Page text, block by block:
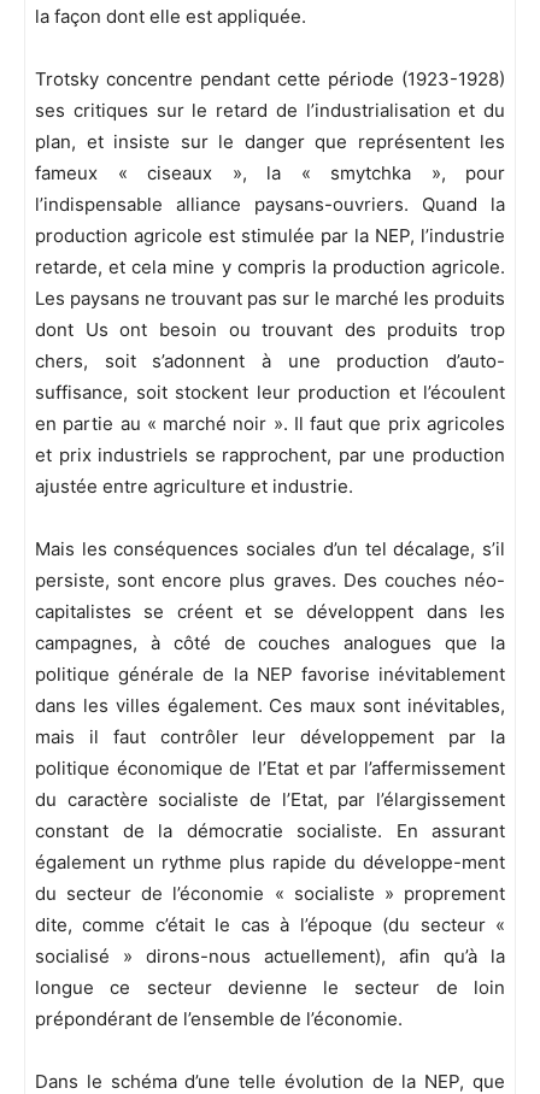
la façon dont elle est appliquée.
Trotsky concentre pendant cette période (1923-1928)
ses critiques sur le retard de l’industrialisation et du
plan, et insiste sur le danger que représentent les
fameux « ciseaux », la « smytchka », pour
l’indispensable alliance paysans-ouvriers. Quand la
production agricole est stimulée par la NEP, l’industrie
retarde, et cela mine y compris la production agricole.
Les paysans ne trouvant pas sur le marché les produits
dont Us ont besoin ou trouvant des produits trop
chers, soit s’adonnent à une production d’auto-
suffisance, soit stockent leur production et l’écoulent
en partie au « marché noir ». Il faut que prix agricoles
et prix industriels se rapprochent, par une production
ajustée entre agriculture et industrie.
Mais les conséquences sociales d’un tel décalage, s’il
persiste, sont encore plus graves. Des couches néo-
capitalistes se créent et se développent dans les
campagnes, à côté de couches analogues que la
politique générale de la NEP favorise inévitablement
dans les villes également. Ces maux sont inévitables,
mais il faut contrôler leur développement par la
politique économique de l’Etat et par l’affermissement
du caractère socialiste de l’Etat, par l’élargissement
constant de la démocratie socialiste. En assurant
également un rythme plus rapide du développe-ment
du secteur de l’économie « socialiste » proprement
dite, comme c’était le cas à l’époque (du secteur «
socialisé » dirons-nous actuellement), afin qu’à la
longue ce secteur devienne le secteur de loin
prépondérant de l’ensemble de l’économie.
Dans le schéma d’une telle évolution de la NEP, que